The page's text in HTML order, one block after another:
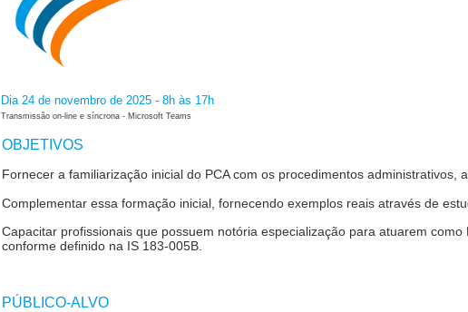
Dia 24 de novembro de 2025 - 8h às 17h
Transmissão on-line e síncrona - Microsoft Teams
OBJETIVOS
Fornecer a familiarização inicial do PCA com os procedimentos administrativos,
Complementar essa formação inicial, fornecendo exemplos reais através de
Capacitar profissionais que possuem notória especialização para atuarem
conforme definido na IS 183-005B.
PÚBLICO-ALVO